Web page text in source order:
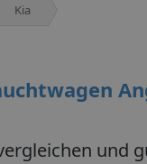
Kia
und